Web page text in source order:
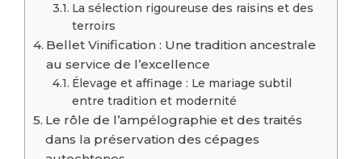
La sélection rigoureuse des raisins et des
terroirs
Bellet Vinification : Une tradition ancestrale
au service de l’excellence
Élevage et affinage : Le mariage subtil
entre tradition et modernité
Le rôle de l’ampélographie et des traités
dans la préservation des cépages